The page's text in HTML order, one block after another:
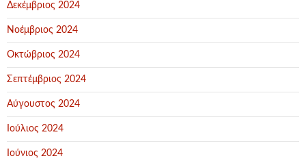
Δεκέμβριος 2024
Νοέμβριος 2024
Οκτώβριος 2024
Σεπτέμβριος 2024
Αύγουστος 2024
Ιούλιος 2024
Ιούνιος 2024